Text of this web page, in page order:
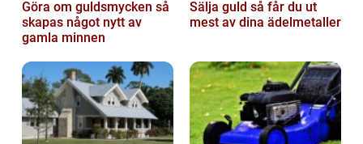
Göra om guldsmycken så
skapas något nytt av
gamla minnen
Sälja guld så får du ut
mest av dina ädelmetaller